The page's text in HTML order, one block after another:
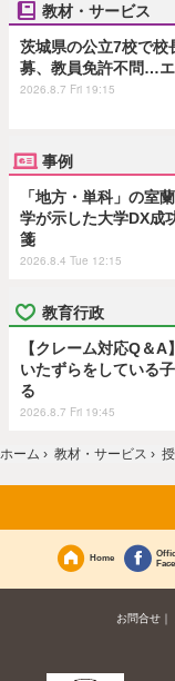
教材・サービス
茨城県の公立7校で校
募、教員免許不問…
2026.8.7 Fri 19:15
事例
「地方・単科」の室
学が示した大学DX成
箋
2026.8.4 Tue 12:15
教育行政
【クレーム対応Q＆A
いたずらをしている
る
2026.8.7 Fri 19:45
ホーム › 教材・サービス ›
Home
お問合せ